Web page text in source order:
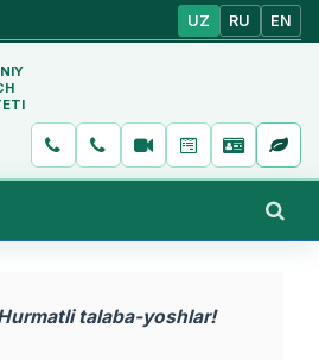
UZ RU EN
Hurmatli talaba-yoshlar!